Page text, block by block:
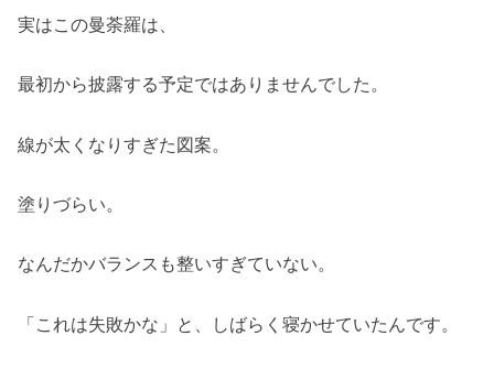
実はこの曼荼羅は、
最初から披露する予定ではありませんでした。
線が太くなりすぎた図案。
塗りづらい。
なんだかバランスも整いすぎていない。
「これは失敗かな」と、しばらく寝かせていたんです。